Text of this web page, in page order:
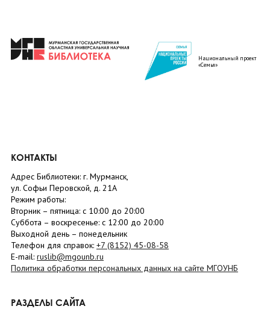
Национальный проект
«Семья»
КОНТАКТЫ
Адрес Библиотеки: г. Мурманск,
ул. Софьи Перовской, д. 21А
Режим работы:
Вторник – пятница: с 10:00 до 20:00
Суббота – воскресенье: c 12:00 до 20:00
Выходной день – понедельник
Телефон для справок: +7 (8152) 45-08-58
E-mail: ruslib@mgounb.ru
Политика обработки персональных данных на сайте МГОУНБ
РАЗДЕЛЫ САЙТА